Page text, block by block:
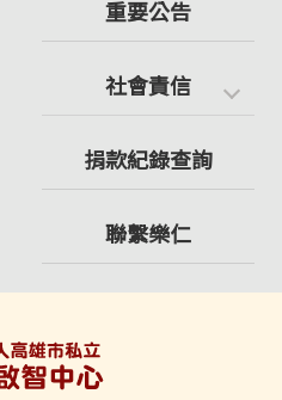
重要公告
社會責信
捐款紀錄查詢
聯繫樂仁